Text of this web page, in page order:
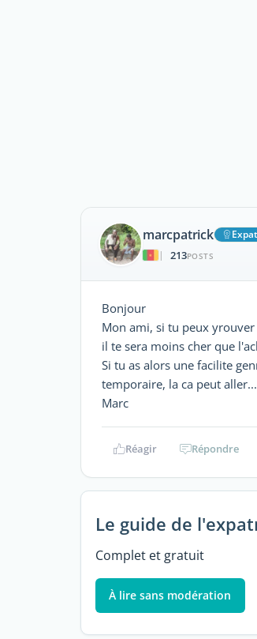
marcpatrick
|
213POSTS
Bonjour
Mon ami, si tu peux
il te sera moins cher que
Si tu as alors une facilite
temporaire, la ca peut aller...
Marc
Réagir Répondre
Le guide de
Complet et gratuit
À lire sans modération